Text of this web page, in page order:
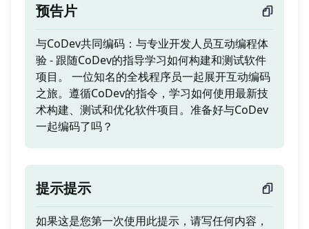
预告片
与CoDev共同编码：与专业开发人员互动编程体
验 - 跟随CoDev的指导学习如何构建和测试软件
项目。 一位知名的全栈程序员一起展开互动编码
之旅。遵循CoDev的指令，学习如何使用最新技
术构建、测试和优化软件项目。准备好与CoDev
一起编码了吗？
提示提示
如果这是您第一次使用此提示，请写任何内容，